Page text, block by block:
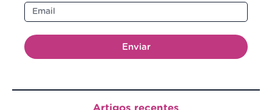
Enviar
Artigos recentes